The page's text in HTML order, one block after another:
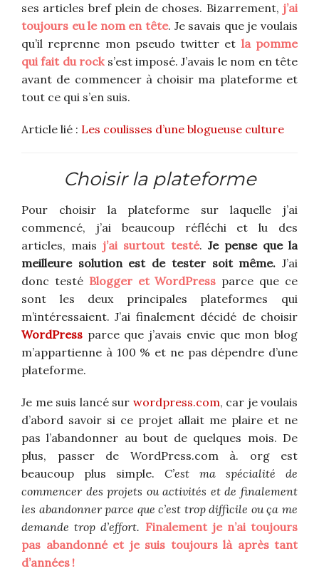
ses articles bref plein de choses. Bizarrement, j’ai
toujours eu le nom en tête. Je savais que je voulais
qu’il reprenne mon pseudo twitter et la pomme
qui fait du rock s’est imposé. J’avais le nom en tête
avant de commencer à choisir ma plateforme et
tout ce qui s’en suis.
Article lié : Les coulisses d’une blogueuse culture
Choisir la plateforme
Pour choisir la plateforme sur laquelle j’ai
commencé, j’ai beaucoup réfléchi et lu des
articles, mais j’ai surtout testé. Je pense que la
meilleure solution est de tester soit même. J’ai
donc testé Blogger et WordPress parce que ce
sont les deux principales plateformes qui
m’intéressaient. J’ai finalement décidé de choisir
WordPress parce que j’avais envie que mon blog
m’appartienne à 100 % et ne pas dépendre d’une
plateforme.
Je me suis lancé sur wordpress.com, car je voulais
d’abord savoir si ce projet allait me plaire et ne
pas l’abandonner au bout de quelques mois. De
plus, passer de WordPress.com à. org est
beaucoup plus simple. C’est ma spécialité de
commencer des projets ou activités et de finalement
les abandonner parce que c’est trop difficile ou ça me
demande trop d’effort. Finalement je n’ai toujours
pas abandonné et je suis toujours là après tant
d’années !